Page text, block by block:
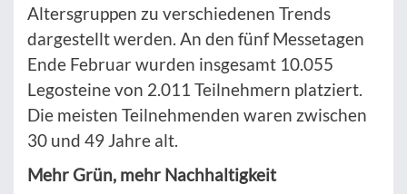
Altersgruppen zu verschiedenen Trends
dargestellt werden. An den fünf Messetagen
Ende Februar wurden insgesamt 10.055
Legosteine von 2.011 Teilnehmern platziert.
Die meisten Teilnehmenden waren zwischen
30 und 49 Jahre alt.
Mehr Grün, mehr Nachhaltigkeit